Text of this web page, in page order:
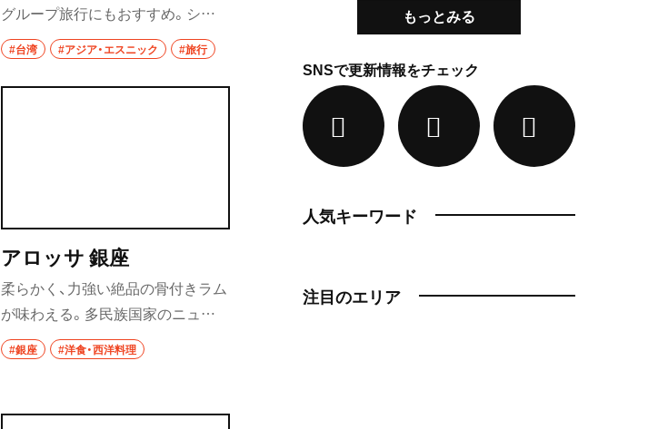
グループ旅行にもおすすめ。シメ
に食べるお粥もおいしい。
#台湾 #アジア・エスニック #旅行
アロッサ 銀座
柔らかく、力強い絶品の骨付きラム
が味わえる。多民族国家のニュー
ジーランドの食材以外にも、長野県
産のカブやビーツなどユニークな
#銀座 #洋食・西洋料理
もっとみる
SNSで更新情報をチェック
人気キーワード
注目のエリア